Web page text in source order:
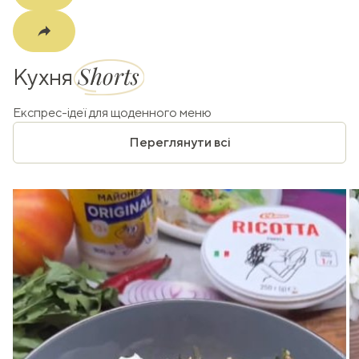
КухняShorts
Експрес-ідеї для щоденного меню
Переглянути всі